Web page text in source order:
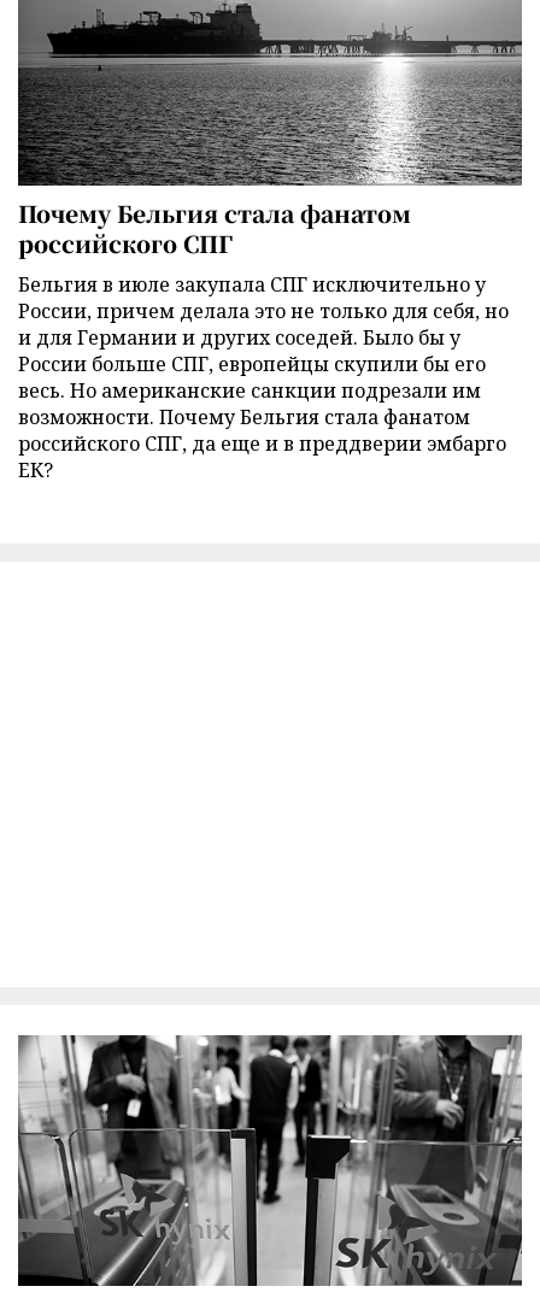
Почему Бельгия стала фанатом
российского СПГ
Бельгия в июле закупала СПГ исключительно у
России, причем делала это не только для себя, но
и для Германии и других соседей. Было бы у
России больше СПГ, европейцы скупили бы его
весь. Но американские санкции подрезали им
возможности. Почему Бельгия стала фанатом
российского СПГ, да еще и в преддверии эмбарго
ЕК?